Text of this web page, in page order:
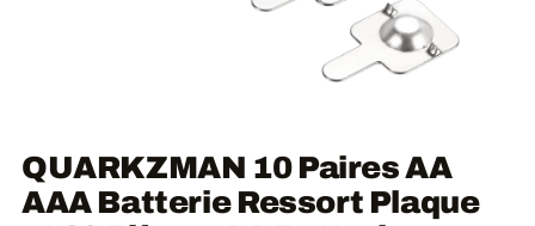
QUARKZMAN 10 Paires AA
AAA Batterie Ressort Plaque